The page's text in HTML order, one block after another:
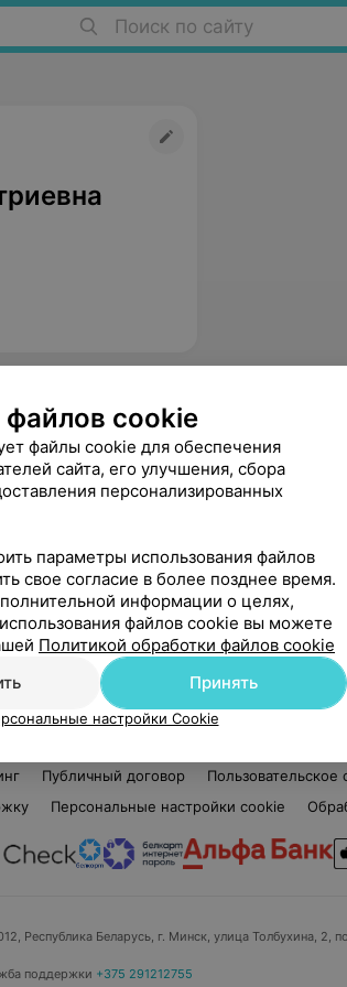
Поиск по сайту
Залецкая
• Первая категория
о месте работы
Публичный договор Пользовательское
Персональные настройки cookie
Республика Беларусь, г. Минск, улица Толбухина, 2,
поддержки +375 291212755
cookie
файлы cookie для обеспечения
сайта, его улучшения, сбора
персонализированных
параметры использования файлов
свое согласие в более позднее время.
информации о целях,
файлов cookie вы можете
Политикой обработки файлов cookie
Принять
настройки Cookie